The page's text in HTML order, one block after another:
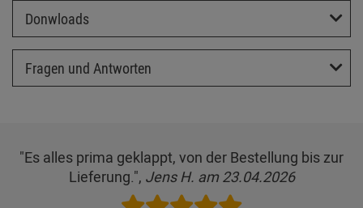
Donwloads
Fragen und Antworten
"Es alles prima geklappt, von der Bestellung bis zur
Lieferung.", Jens H. am 23.04.2026